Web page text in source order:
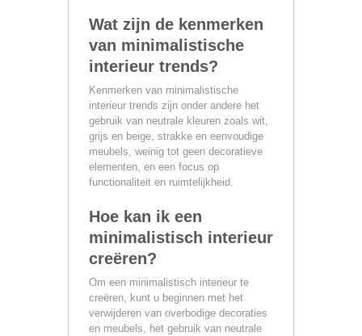
Wat zijn de kenmerken
van minimalistische
interieur trends?
Kenmerken van minimalistische
interieur trends zijn onder andere het
gebruik van neutrale kleuren zoals wit,
grijs en beige, strakke en eenvoudige
meubels, weinig tot geen decoratieve
elementen, en een focus op
functionaliteit en ruimtelijkheid.
Hoe kan ik een
minimalistisch interieur
creëren?
Om een minimalistisch interieur te
creëren, kunt u beginnen met het
verwijderen van overbodige decoraties
en meubels, het gebruik van neutrale